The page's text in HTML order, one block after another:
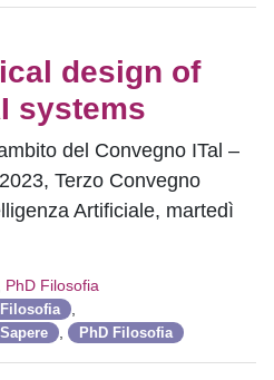
design of
systems
del Convegno ITal –
Terzo Convegno
Artificiale, martedì
PhD Filosofia
PhD Filosofia